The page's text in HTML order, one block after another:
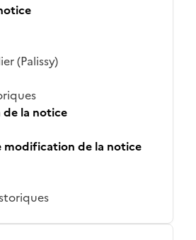
(Palissy)
la notice
modification de la notice